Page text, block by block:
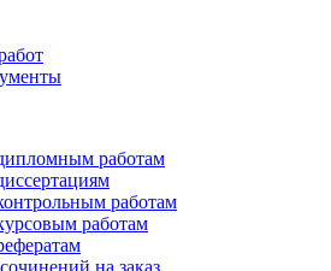
работам
работам
работам
на заказ